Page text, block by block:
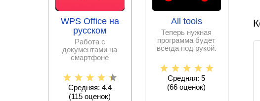
WPS Office на
русском
Работа с
документами на
смартфоне
проще с набором
офисных программ,
Средняя: 4.4
(115 оценок)
All tools
Теперь нужная
программа будет
всегда под рукой.
скачивать тысячи
Средняя: 5
(66 оценок)